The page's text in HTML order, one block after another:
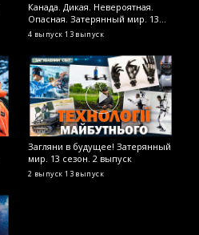
Канада. Дикая. Невероятная.
Опасная. Затерянный мир. 13
сезон. 4 выпуск
4 выпуск 13 выпуск
Загляни в будущее! Затерянный
мир. 13 сезон. 2 выпуск
2 выпуск 13 выпуск